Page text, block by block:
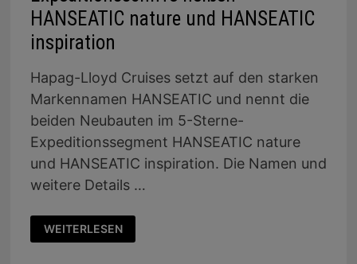
HANSEATIC nature und HANSEATIC
inspiration
Hapag-Lloyd Cruises setzt auf den starken
Markennamen HANSEATIC und nennt die
beiden Neubauten im 5-Sterne-
Expeditionssegment HANSEATIC nature
und HANSEATIC inspiration. Die Namen und
weitere Details …
HAPAG-
LLOYD
CRUISES:
WEITERLESEN